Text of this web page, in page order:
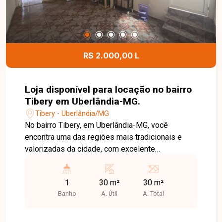
oportunidade comercial.
R$ 2.000,00 L
Loja disponível para locação no bairro
Tibery em Uberlândia-MG.
Tibery - Uberlândia/MG
No bairro Tibery, em Uberlândia-MG, você
encontra uma das regiões mais tradicionais e
valorizadas da cidade, com excelente
acesso às principais avenidas, além de estar
próximo a comércios, bancos, supermercados e
diversos serviços. Loja disponível para locação
1
Banho
30 m²
A. Útil
30 m²
A. Total